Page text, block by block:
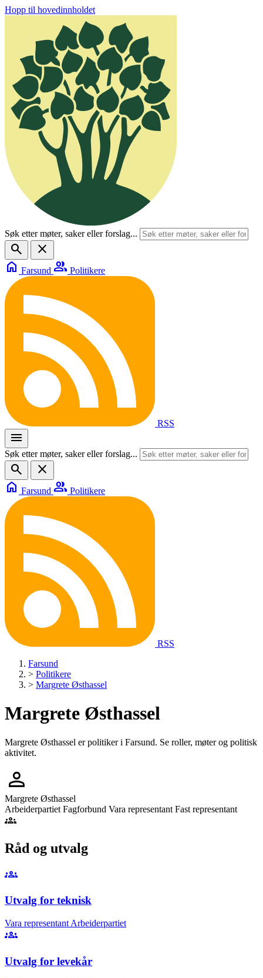
Hopp til hovedinnholdet
Søk etter møter, saker eller forslag...
search
close
home Farsund group Politikere
RSS
menu
Søk etter møter, saker eller forslag...
search
close
home Farsund group Politikere
RSS
Farsund
> Politikere
> Margrete Østhassel
Margrete Østhassel
Margrete Østhassel er politiker i Farsund. Se roller, møter og politisk
aktivitet.
person
Margrete Østhassel
Arbeiderpartiet Fagforbund Vara representant Fast representant
groups
Råd og utvalg
groups
Utvalg for teknisk
Vara representant Arbeiderpartiet
groups
Utvalg for levekår